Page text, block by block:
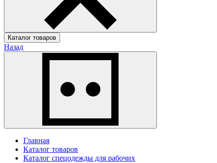
Каталог товаров
Назад
Главная
Каталог товаров
Каталог спецодежды для рабочих